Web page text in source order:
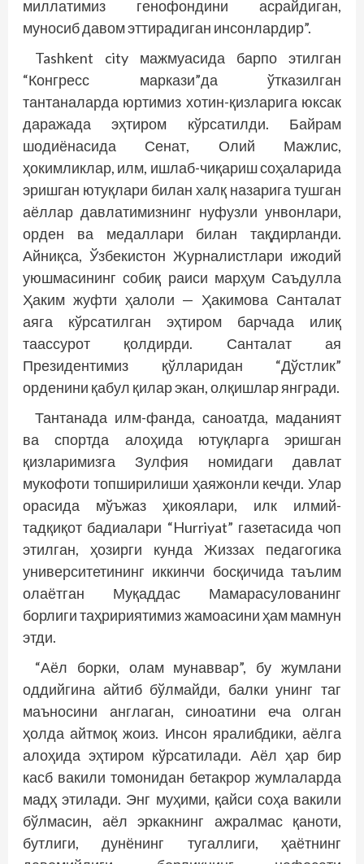
миллатимиз генофондини асрайдиган,
муносиб давом эттирадиган инсонлардир”.
Tashkent city мажмуасида барпо этилган
“Конгресс маркази”да ўтказилган
тантаналарда юртимиз хотин-қизларига юксак
даражада эҳтиром кўрсатилди. Байрам
шодиёнасида Сенат, Олий Мажлис,
ҳокимликлар, илм, ишлаб-чиқариш соҳаларида
эришган ютуқлари билан халқ назарига тушган
аёллар давлатимизнинг нуфузли унвонлари,
орден ва медаллари билан тақдирланди.
Айниқса, Ўзбекис­тон Журналистлари ижодий
уюшмасининг собиқ раиси марҳум Саъдулла
Ҳаким жуфти ҳалоли — Ҳакимова Санталат
аяга кўрсатилган эҳтиром барчада илиқ
таассурот қолдирди. Санталат ая
Президентимиз қўлларидан “Дўстлик”
орденини қабул қилар экан, олқишлар янгради.
Тантанада илм-фанда, саноатда, маданият
ва спортда алоҳида ютуқларга эришган
қизларимизга Зулфия номидаги давлат
мукофоти топширилиши ҳая­жонли кечди. Улар
орасида мўъжаз ҳикоялари, илк илмий-
тадқиқот бадиалари “Hurriyat” газетасида чоп
этилган, ҳозирги кунда Жиззах педагогика
университетининг иккинчи босқичида таълим
олаётган Муқаддас Мамарасулованинг
борлиги таҳририятимиз жамоасини ҳам мамнун
этди.
“Аёл борки, олам мунаввар”, бу жумлани
оддийгина айтиб бўлмайди, балки унинг таг
маъносини англаган, синоатини еча олган
ҳолда айтмоқ жоиз. Инсон яралибдики, аёлга
алоҳида эҳтиром кўрсатилади. Аёл ҳар бир
касб вакили томонидан бетакрор жумлаларда
мадҳ этилади. Энг муҳими, қайси соҳа вакили
бўлмасин, аёл эркакнинг ажралмас қаноти,
бутлиги, дунёнинг тугаллиги, ҳаётнинг